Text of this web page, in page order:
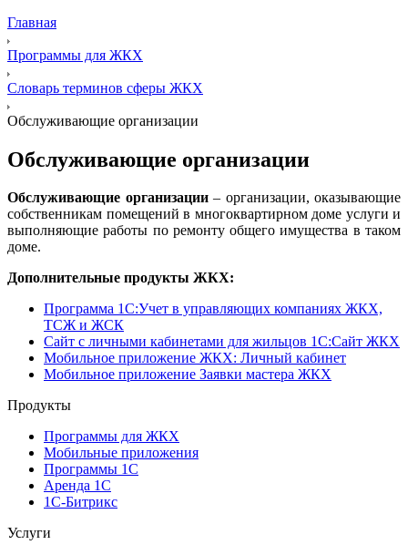
Главная
Программы для ЖКХ
Словарь терминов сферы ЖКХ
Обслуживающие организации
Обслуживающие организации
Обслуживающие организации– организации, оказывающие
собственникам помещений в многоквартирном доме услуги и
выполняющие работы по ремонту общего имущества в таком
доме.
Дополнительные продукты ЖКХ:
Программа 1C:Учет в управляющих компаниях ЖКХ,
ТСЖ и ЖСК
Сайт с личными кабинетами для жильцов 1С:Сайт ЖКХ
Мобильное приложение ЖКХ: Личный кабинет
Мобильное приложение Заявки мастера ЖКХ
Продукты
Программы для ЖКХ
Мобильные приложения
Программы 1С
Аренда 1С
1С-Битрикс
Услуги